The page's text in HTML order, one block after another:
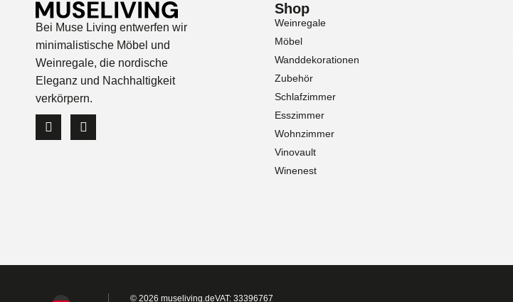
Bei Muse Living entwerfen wir
minimalistische Möbel und
Weinregale, die nordische
Eleganz und Nachhaltigkeit
verkörpern.
Shop
Weinregale
Möbel
Wanddekorationen
Zubehör
Schlafzimmer
Esszimmer
Wohnzimmer
Vinovault
Winenest
© 2026 museliving.deVAT: 33396767